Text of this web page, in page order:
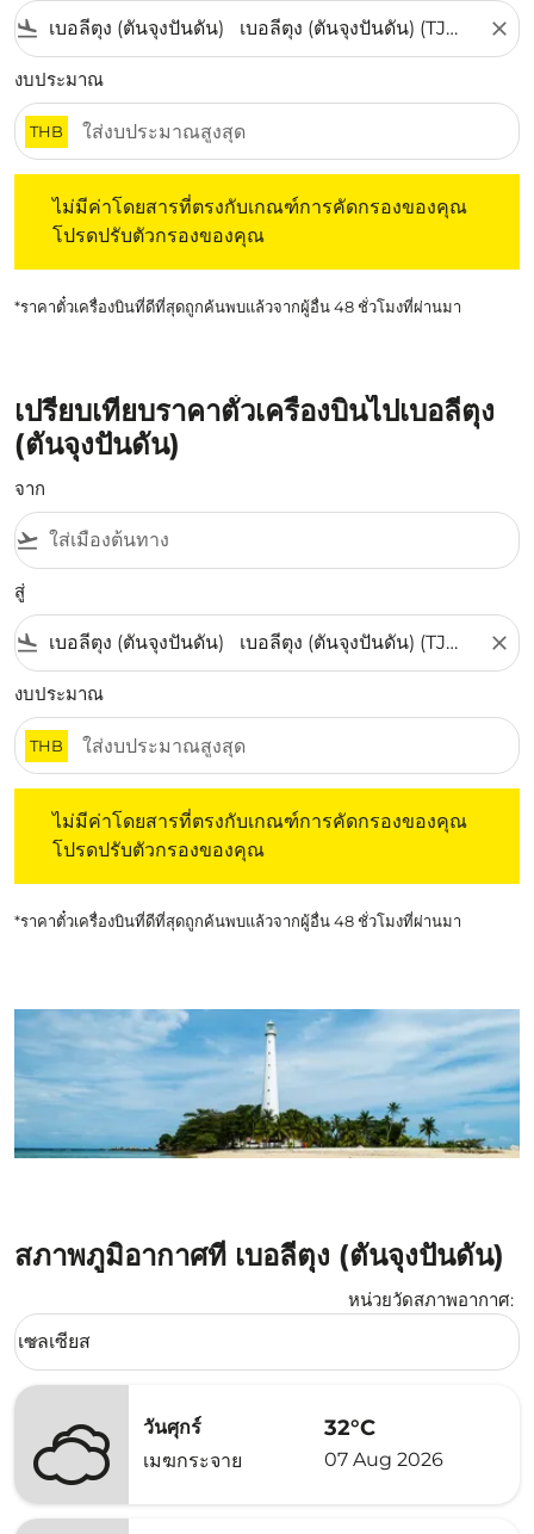
flight_land close
งบประมาณ
THB
ไม่มีค่าโดยสารที่ตรงกับเกณฑ์การคัดกรองของคุณ
โปรดปรับตัวกรองของคุณ
*ราคาตั๋วเครื่องบินที่ดีที่สุดถูกค้นพบแล้วจากผู้อื่น 48 ชั่วโมงที่ผ่านมา
เปรียบเทียบราคาตั๋วเครื่องบินไปเบอลีตุง
(ตันจุงปันดัน)
จาก
flight_takeoff
สู่
flight_land close
งบประมาณ
THB
ไม่มีค่าโดยสารที่ตรงกับเกณฑ์การคัดกรองของคุณ
โปรดปรับตัวกรองของคุณ
*ราคาตั๋วเครื่องบินที่ดีที่สุดถูกค้นพบแล้วจากผู้อื่น 48 ชั่วโมงที่ผ่านมา
สภาพภูมิอากาศที่ เบอลีตุง (ตันจุงปันดัน)
หน่วยวัดสภาพอากาศ:
Weather unit option เซลเซียส Selected
เซลเซียส
keyboard_arrow_down
วันศุกร์
เมฆกระจาย
32°C
07 Aug 2026